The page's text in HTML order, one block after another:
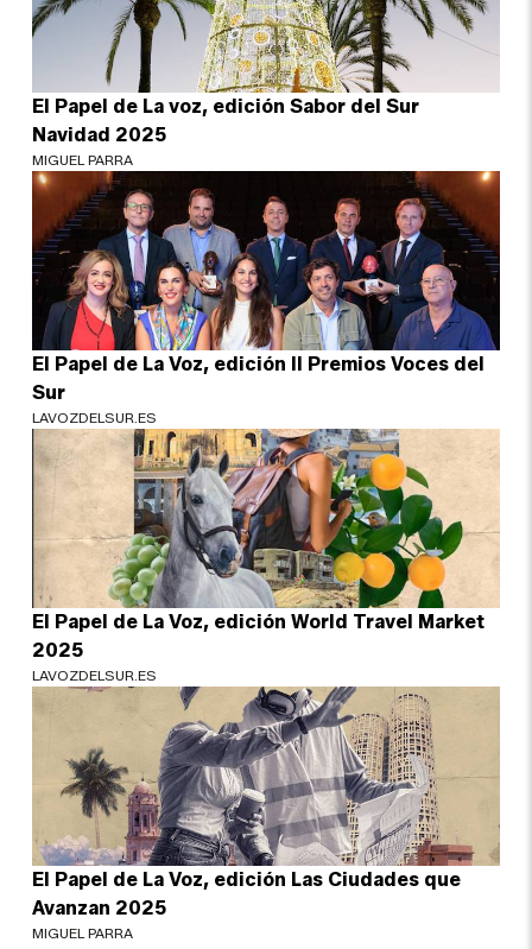
El Papel de La voz, edición Sabor del Sur
Navidad 2025
MIGUEL PARRA
El Papel de La Voz, edición II Premios Voces del
Sur
LAVOZDELSUR.ES
El Papel de La Voz, edición World Travel Market
2025
LAVOZDELSUR.ES
El Papel de La Voz, edición Las Ciudades que
Avanzan 2025
MIGUEL PARRA